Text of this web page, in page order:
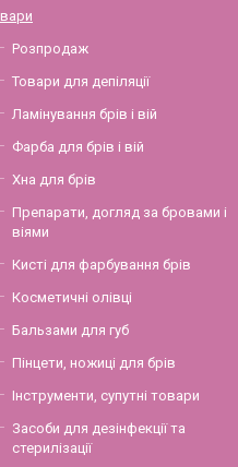
Розпродаж
Товари для депіляції
Ламінування брів і вій
Фарба для брів і вій
Хна для брів
Препарати, догляд за бровами і
віями
Кисті для фарбування брів
Косметичні олівці
Бальзами для губ
Пінцети, ножиці для брів
Інструменти, супутні товари
Засоби для дезінфекції та
стерилізації